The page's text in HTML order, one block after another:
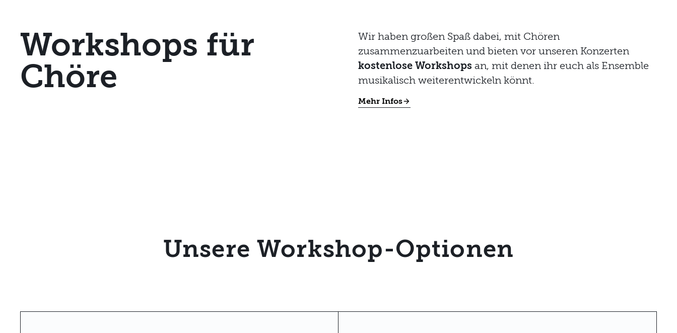
Workshops für
Chöre
Wir haben großen Spaß dabei, mit Chören
zusammenzuarbeiten und bieten vor unseren Konzerten
kostenlose Workshops an, mit denen ihr euch als Ensemble
musikalisch weiterentwickeln könnt.
Mehr Infos
Unsere Workshop-Optionen